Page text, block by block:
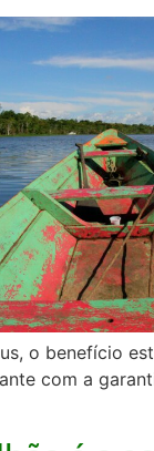
o benefício
com a